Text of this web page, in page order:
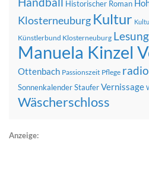
Historischer Roman
Klosterneuburg Kultur
Künstlerbund Klosterneuburg Lesung
Manuela Kinzel
Ottenbach Passionszeit Pflege
SonnenkalenderStauferVernissage
Wäscherschloss
Anzeige: